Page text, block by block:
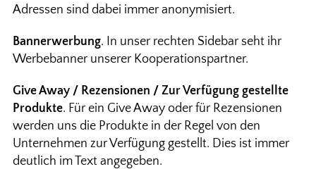
Adressen sind dabei immer anonymisiert.
Bannerwerbung. In unser rechten Sidebar seht ihr
Werbebanner unserer Kooperationspartner.
Give Away / Rezensionen / Zur Verfügung gestellte
Produkte. Für ein Give Away oder für Rezensionen
werden uns die Produkte in der Regel von den
Unternehmen zur Verfügung gestellt. Dies ist immer
deutlich im Text angegeben.